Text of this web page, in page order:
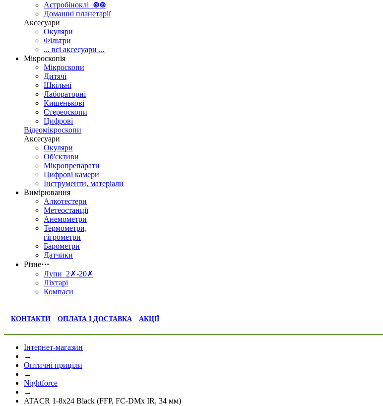
Астробіноклі ⊚⊚
Домашні планетарії
Аксесуари
Окуляри
Фільтри
... всі аксесуари ...
Мікроскопія
Мікроскопи
Дитячі
Шкільні
Лабораторні
Кишенькові
Стереоскопи
Цифрові
Відеомікроскопи
Аксесуари
Окуляри
Об'єктиви
Мікропрепарати
Цифрові камери
Інструменти, матеріали
Вимірювання
Алкотестери
Метеостанції
Анемометри
Термометри,
гігрометри
Барометри
Датчики
Різне⋯
Лупи 2✗-20✗
Ліхтарі
Компаси
КОНТАКТИ ОПЛАТА І ДОСТАВКА АКЦІЇ
Інтернет-магазин
→
Оптичні приціли
→
Nightforce
→
ATACR 1-8x24 Black (FFP, FC-DMx IR, 34 мм)